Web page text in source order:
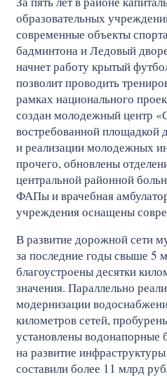
образовательных
современные объекты
бадминтона и Ледовый
начнет работу крытый
позволит проводить
рамках национального
создан молодежный центр
востребованной площадкой
и реализации молодежных
прочего, обновлены
центральной районной
ФАПы и врачебная
учреждения оснащены
В развитие дорожной сети
за последние годы свыше 5
благоустроены десятки
значения. Параллельно
модернизации
километров сетей,
установлены водонапорные
на развитие
составили более 11 млрд